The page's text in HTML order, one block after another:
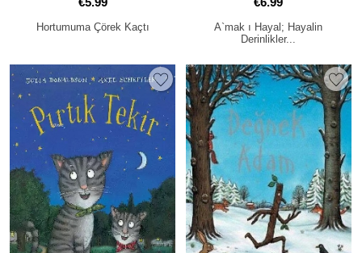
Hortumuma Çörek Kaçtı
A`mak ı Hayal; Hayalin
Derinlikler...